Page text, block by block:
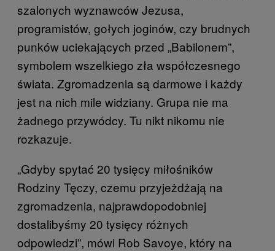
szalonych wyznawców Jezusa,
programistów, gołych joginów, czy brudnych
punków uciekających przed „Babilonem”,
symbolem wszelkiego zła współczesnego
świata. Zgromadzenia są darmowe i każdy
jest na nich mile widziany. Grupa nie ma
żadnego przywódcy. Tu nikt nikomu nie
rozkazuje.
„Gdyby spytać 20 tysięcy miłośników
Rodziny Tęczy, czemu przyjeżdżają na
zgromadzenia, najprawdopodobniej
dostalibyśmy 20 tysięcy różnych
odpowiedzi”, mówi Rob Savoye, który na